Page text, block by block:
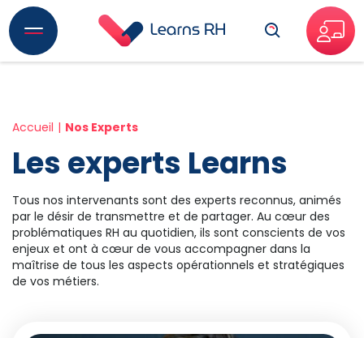
Recherche
Accueil Nos Experts
Les experts Learns
Tous nos intervenants sont des experts reconnus, animés
par le désir de transmettre et de partager. Au cœur des
problématiques RH au quotidien, ils sont conscients de vos
enjeux et ont à cœur de vous accompagner dans la
maîtrise de tous les aspects opérationnels et stratégiques
de vos métiers.